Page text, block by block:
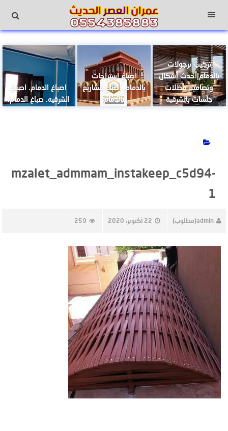
القائمة
تركيب برجولات
بالدمام|أحدث أشكال
وتصاميم مظلات
جلسات بالشرقية
اصباغ استراحات
بالدمام. اصباغ مشاريع
بالدمام
اصباغ الدمام. اصباغ
الشرقيه. صباغ الدمام.
mzalet_admmam_instakeep_c5d94-
1
admin(مطلوب) 22 أكتوبر، 2020 259